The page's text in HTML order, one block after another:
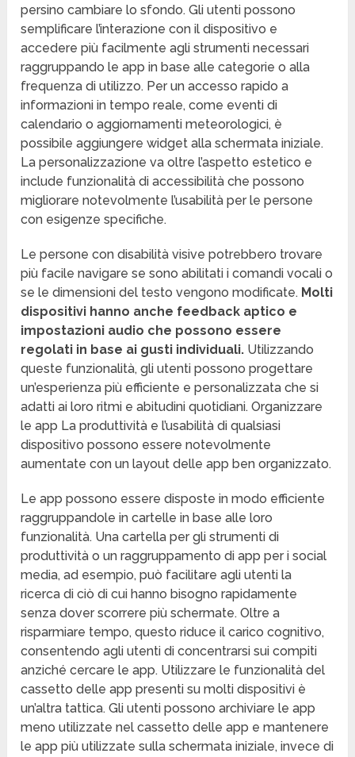
persino cambiare lo sfondo. Gli utenti possono
semplificare l’interazione con il dispositivo e
accedere più facilmente agli strumenti necessari
raggruppando le app in base alle categorie o alla
frequenza di utilizzo. Per un accesso rapido a
informazioni in tempo reale, come eventi di
calendario o aggiornamenti meteorologici, è
possibile aggiungere widget alla schermata iniziale.
La personalizzazione va oltre l’aspetto estetico e
include funzionalità di accessibilità che possono
migliorare notevolmente l’usabilità per le persone
con esigenze specifiche.
Le persone con disabilità visive potrebbero trovare
più facile navigare se sono abilitati i comandi vocali o
se le dimensioni del testo vengono modificate. Molti
dispositivi hanno anche feedback aptico e
impostazioni audio che possono essere
regolati in base ai gusti individuali. Utilizzando
queste funzionalità, gli utenti possono progettare
un’esperienza più efficiente e personalizzata che si
adatti ai loro ritmi e abitudini quotidiani. Organizzare
le app La produttività e l’usabilità di qualsiasi
dispositivo possono essere notevolmente
aumentate con un layout delle app ben organizzato.
Le app possono essere disposte in modo efficiente
raggruppandole in cartelle in base alle loro
funzionalità. Una cartella per gli strumenti di
produttività o un raggruppamento di app per i social
media, ad esempio, può facilitare agli utenti la
ricerca di ciò di cui hanno bisogno rapidamente
senza dover scorrere più schermate. Oltre a
risparmiare tempo, questo riduce il carico cognitivo,
consentendo agli utenti di concentrarsi sui compiti
anziché cercare le app. Utilizzare le funzionalità del
cassetto delle app presenti su molti dispositivi è
un’altra tattica. Gli utenti possono archiviare le app
meno utilizzate nel cassetto delle app e mantenere
le app più utilizzate sulla schermata iniziale, invece di